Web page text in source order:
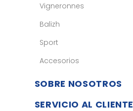
Vigneronnes
Balizh
Sport
Accesorios
SOBRE NOSOTROS
SERVICIO AL CLIENTE